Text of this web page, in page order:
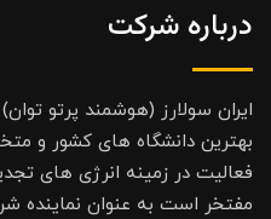
درباره شرکت
ایران سولارز (هوشمند پرتو
بهترین دانشگاه های کشور و
فعالیت در زمینه انرژی های